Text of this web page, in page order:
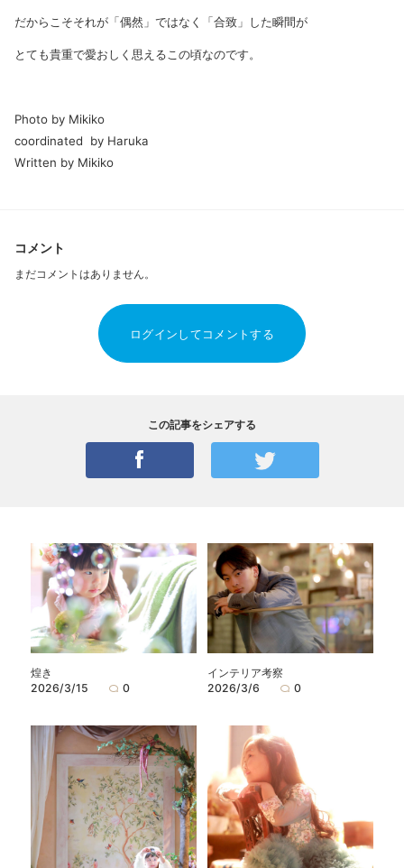
だからこそそれが「偶然」ではなく「合致」した瞬間が
とても貴重で愛おしく思えるこの頃なのです。
Photo by Mikiko
coordinated by Haruka
Written by Mikiko
コメント
まだコメントはありません。
ログインしてコメントする
この記事をシェアする
煌き
2026/3/15
0
インテリア考察
2026/3/6
0